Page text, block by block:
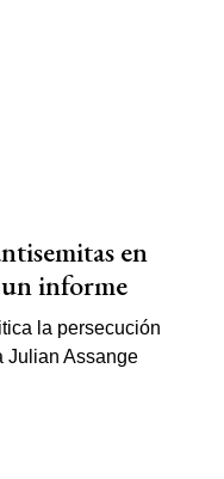
en
informe